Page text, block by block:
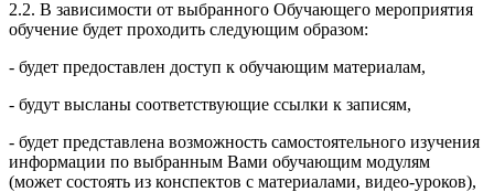
2.2. В зависимости от выбранного Обучающего мероприятия
обучение будет проходить следующим образом:
- будет предоставлен доступ к обучающим материалам,
- будут высланы соответствующие ссылки к записям,
- будет представлена возможность самостоятельного изучения
информации по выбранным Вами обучающим модулям
(может состоять из конспектов с материалами, видео-уроков),